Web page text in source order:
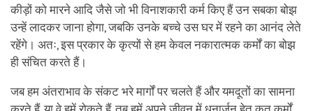
कीड़ों को मारने आदि जैसे जो भी विनाशकारी कर्म किए हैं उन सबका बोझ
उन्हें लादकर जाना होगा, जबकि उनके बच्चे उस घर में रहने का आनंद लेते
रहेंगे। अतः, इस प्रकार के कृत्यों से हम केवल नकारात्मक कर्मों का बोझ
ही संचित करते हैं।
जब हम अंतराभाव के संकट भरे मार्गों पर चलते हैं और यमदूतों का सामना